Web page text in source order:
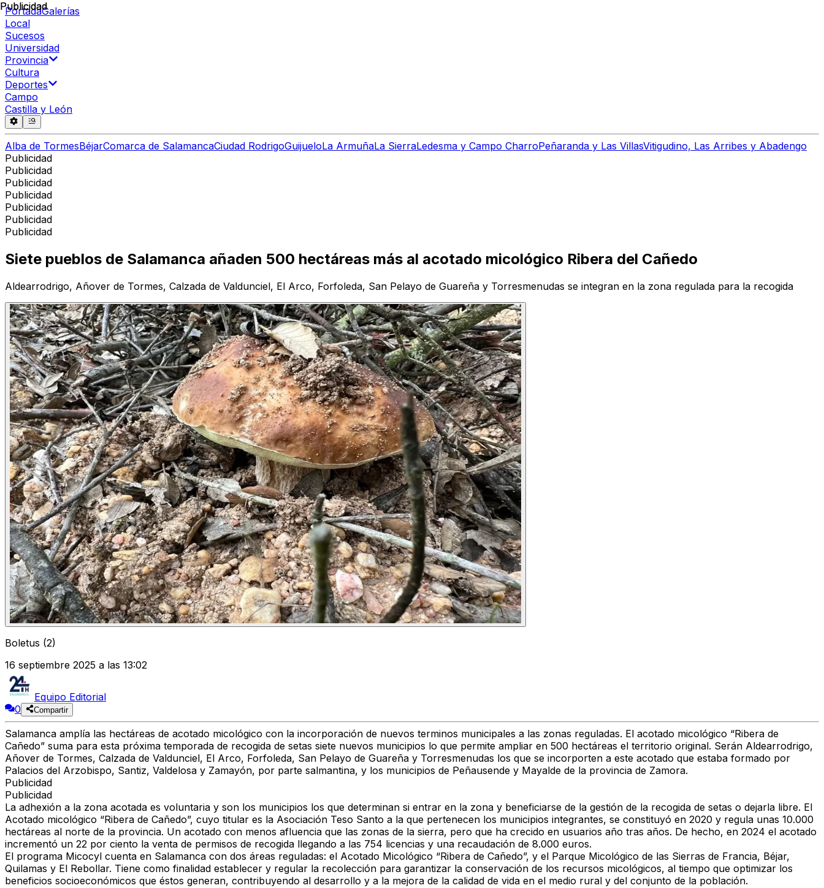
PortadaGalerías
Local
Sucesos
Universidad
Provincia
Cultura
Deportes
Campo
Castilla y León
Alba de TormesBéjarComarca de SalamancaCiudad RodrigoGuijueloLa ArmuñaLa SierraLedesma y Campo CharroPeñaranda y Las VillasVitigudino, Las Arribes y Abadengo
Publicidad
Publicidad
Publicidad
Publicidad
Publicidad
Publicidad
Publicidad
Publicidad
Siete pueblos de Salamanca añaden 500 hectáreas más al acotado micológico Ribera del Cañedo
Aldearrodrigo, Añover de Tormes, Calzada de Valdunciel, El Arco, Forfoleda, San Pelayo de Guareña y Torresmenudas se integran en la zona regulada para la recogida
Boletus (2)
16 septiembre 2025 a las 13:02
Equipo Editorial
0
Compartir
Salamanca amplía las hectáreas de acotado micológico con la incorporación de nuevos terminos municipales a las zonas reguladas. El acotado micológico “Ribera de
Cañedo” suma para esta próxima temporada de recogida de setas siete nuevos municipios lo que permite ampliar en 500 hectáreas el territorio original. Serán Aldearrodrigo,
Añover de Tormes, Calzada de Valdunciel, El Arco, Forfoleda, San Pelayo de Guareña y Torresmenudas los que se incorporten a este acotado que estaba formado por
Palacios del Arzobispo, Santiz, Valdelosa y Zamayón, por parte salmantina, y los municipios de Peñausende y Mayalde de la provincia de Zamora.
Publicidad
Publicidad
La adhexión a la zona acotada es voluntaria y son los municipios los que determinan si entrar en la zona y beneficiarse de la gestión de la recogida de setas o dejarla libre. El
Acotado micológico “Ribera de Cañedo”, cuyo titular es la Asociación Teso Santo a la que pertenecen los municipios integrantes, se constituyó en 2020 y regula unas 10.000
hectáreas al norte de la provincia. Un acotado con menos afluencia que las zonas de la sierra, pero que ha crecido en usuarios año tras años. De hecho, en 2024 el acotado
incrementó un 22 por ciento la venta de permisos de recogida llegando a las 754 licencias y una recaudación de 8.000 euros.
El programa Micocyl cuenta en Salamanca con dos áreas reguladas: el Acotado Micológico “Ribera de Cañedo”, y el Parque Micológico de las Sierras de Francia, Béjar,
Quilamas y El Rebollar. Tiene como finalidad establecer y regular la recolección para garantizar la conservación de los recursos micológicos, al tiempo que optimizar los
beneficios socioeconómicos que éstos generan, contribuyendo al desarrollo y a la mejora de la calidad de vida en el medio rural y del conjunto de la población.
Publicidad